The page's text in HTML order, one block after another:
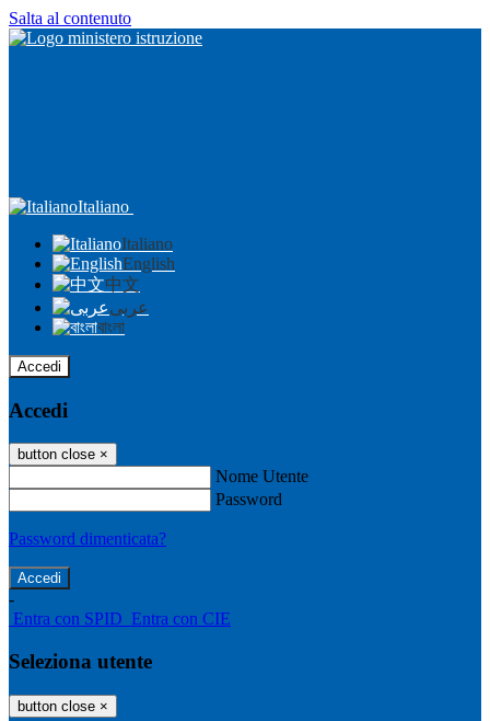
Salta al contenuto
Italiano
Italiano
English
中文
عربى
বাংলা
Accedi
Accedi
button close ×
Nome Utente
Password
Password dimenticata?
-
Entra con SPID Entra con CIE
Seleziona utente
button close ×